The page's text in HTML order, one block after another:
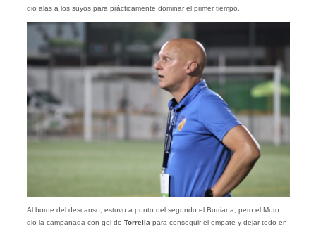
dio alas a los suyos para prácticamente dominar el primer tiempo.
Al borde del descanso, estuvo a punto del segundo el Burriana, pero el Muro
dio la campanada con gol de Torrella para conseguir el empate y dejar todo en